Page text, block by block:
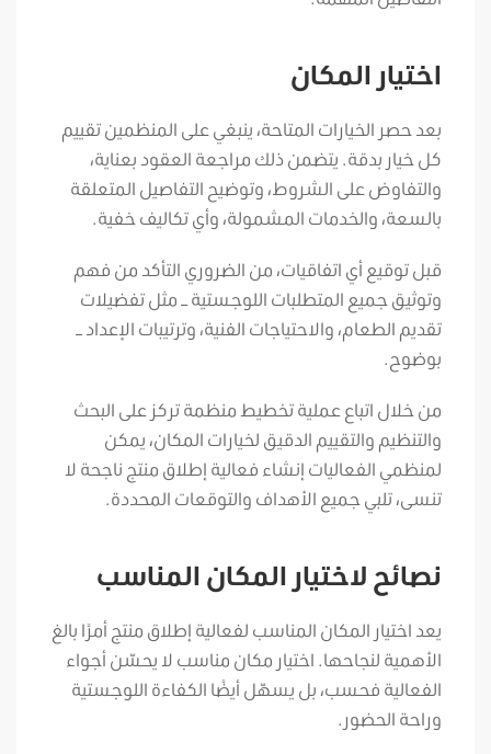
اختيار المكان
بعد حصر الخيارات المتاحة، ينبغي على المنظمين تقييم
كل خيار بدقة. يتضمن ذلك مراجعة العقود بعناية،
والتفاوض على الشروط، وتوضيح التفاصيل المتعلقة
بالسعة، والخدمات المشمولة، وأي تكاليف خفية.
قبل توقيع أي اتفاقيات، من الضروري التأكد من فهم
وتوثيق جميع المتطلبات اللوجستية – مثل تفضيلات
تقديم الطعام، والاحتياجات الفنية، وترتيبات الإعداد –
بوضوح.
من خلال اتباع عملية تخطيط منظمة تركز على البحث
والتنظيم والتقييم الدقيق لخيارات المكان، يمكن
لمنظمي الفعاليات إنشاء فعالية إطلاق منتج ناجحة لا
تنسى، تلبي جميع الأهداف والتوقعات المحددة.
نصائح لاختيار المكان المناسب
يعد اختيار المكان المناسب لفعالية إطلاق منتج أمرًا بالغ
الأهمية لنجاحها. اختيار مكان مناسب لا يحسّن أجواء
الفعالية فحسب، بل يسهّل أيضًا الكفاءة اللوجستية
وراحة الحضور.